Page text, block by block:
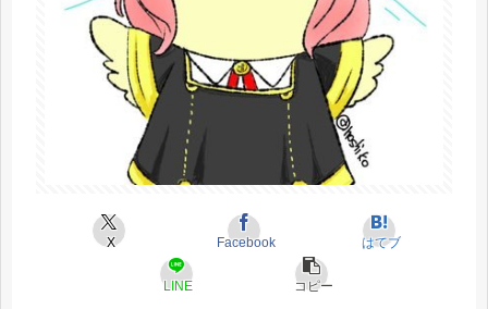
X Facebook はてブ
LINE コピー